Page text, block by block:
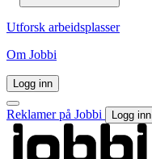
Utforsk arbeidsplasser
Om Jobbi
Logg inn
Reklamer på Jobbi Logg inn